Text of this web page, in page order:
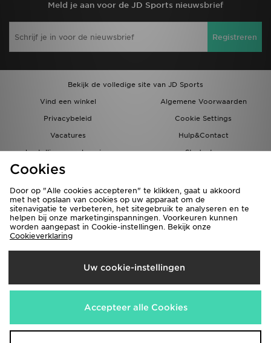
Meld je aan voor de JD Sports nieuwsbrief
Registreren
Bekijk de volledige site van JD Sports
Vind een winkel
Algemene Voorwaarden
Privacybeleid
Cookie Settings
Vacatures
Hulp&Contact
bestellingen en levering
Studenten
Partnerprogramma
Verzenden Naar
Nederland
Wij accepteren de volgende betaalmethoden
Cookies
Door op "Alle cookies accepteren" te klikken, gaat u akkoord
met het opslaan van cookies op uw apparaat om de
sitenavigatie te verbeteren, het sitegebruik te analyseren en te
helpen bij onze marketinginspanningen. Voorkeuren kunnen
worden aangepast in Cookie-instellingen. Bekijk onze
Cookieverklaring
Uw cookie-instellingen
Accepteer alle Cookies